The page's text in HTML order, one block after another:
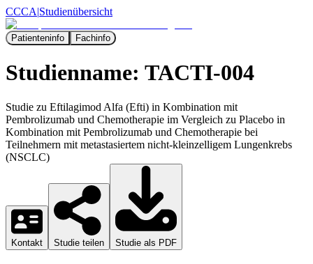
CCCA|Studienübersicht
Patienteninfo Fachinfo
Studienname: TACTI-004
Studie zu Eftilagimod Alfa (Efti) in Kombination mit
Pembrolizumab und Chemotherapie im Vergleich zu Placebo in
Kombination mit Pembrolizumab und Chemotherapie bei
Teilnehmern mit metastasiertem nicht-kleinzelligem Lungenkrebs
(NSCLC)
Kontakt Studie teilen Studie als PDF